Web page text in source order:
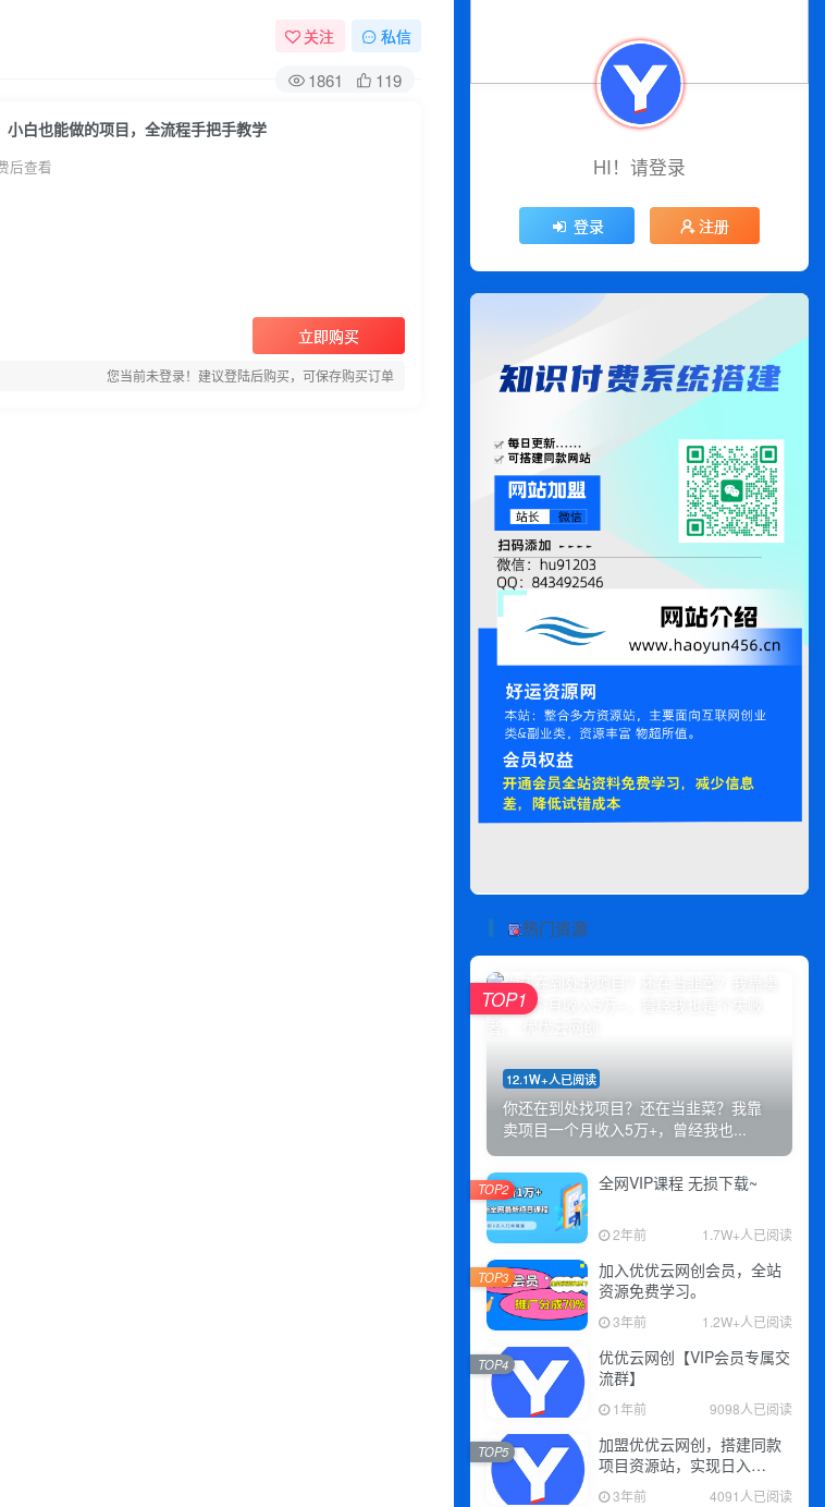
关注 私信
1861 119
白也能做的项目，全流程手把手教学
后查看
立即购买
您当前未登录！建议登陆后购买，可保存购买订单
HI！请登录
登录 注册
热门资源
12.1W+人已阅读
你还在到处找项目？还在当韭菜？我靠
卖项目一个月收入5万+，曾经我也...
TOP1
全网VIP课程 无损下载~
2年前 1.7W+人已阅读
TOP2
加入优优云网创会员，全站
资源免费学习。
3年前 1.2W+人已阅读
TOP3
优优云网创【VIP会员专属交
流群】
1年前 9098人已阅读
TOP4
加盟优优云网创，搭建同款
项目资源站，实现日入
2000+
3年前 4091人已阅读
TOP5